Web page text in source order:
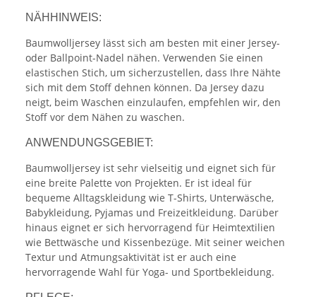
NÄHHINWEIS:
Baumwolljersey lässt sich am besten mit einer Jersey-
oder Ballpoint-Nadel nähen. Verwenden Sie einen
elastischen Stich, um sicherzustellen, dass Ihre Nähte
sich mit dem Stoff dehnen können. Da Jersey dazu
neigt, beim Waschen einzulaufen, empfehlen wir, den
Stoff vor dem Nähen zu waschen.
ANWENDUNGSGEBIET:
Baumwolljersey ist sehr vielseitig und eignet sich für
eine breite Palette von Projekten. Er ist ideal für
bequeme Alltagskleidung wie T-Shirts, Unterwäsche,
Babykleidung, Pyjamas und Freizeitkleidung. Darüber
hinaus eignet er sich hervorragend für Heimtextilien
wie Bettwäsche und Kissenbezüge. Mit seiner weichen
Textur und Atmungsaktivität ist er auch eine
hervorragende Wahl für Yoga- und Sportbekleidung.